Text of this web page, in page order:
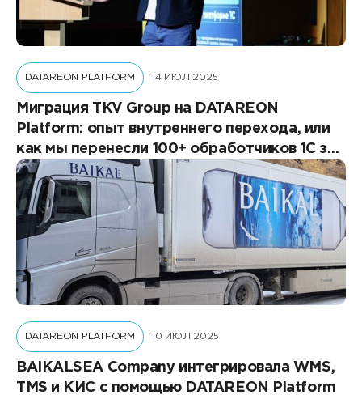
DATAREON PLATFORM 14 ИЮЛ 2025
Миграция TKV Group на DATAREON
Platform: опыт внутреннего перехода, или
как мы перенесли 100+ обработчиков 1С за
1 месяц без потерь
DATAREON PLATFORM 10 ИЮЛ 2025
BAIKALSEA Company интегрировала WMS,
TMS и КИС с помощью DATAREON Platform